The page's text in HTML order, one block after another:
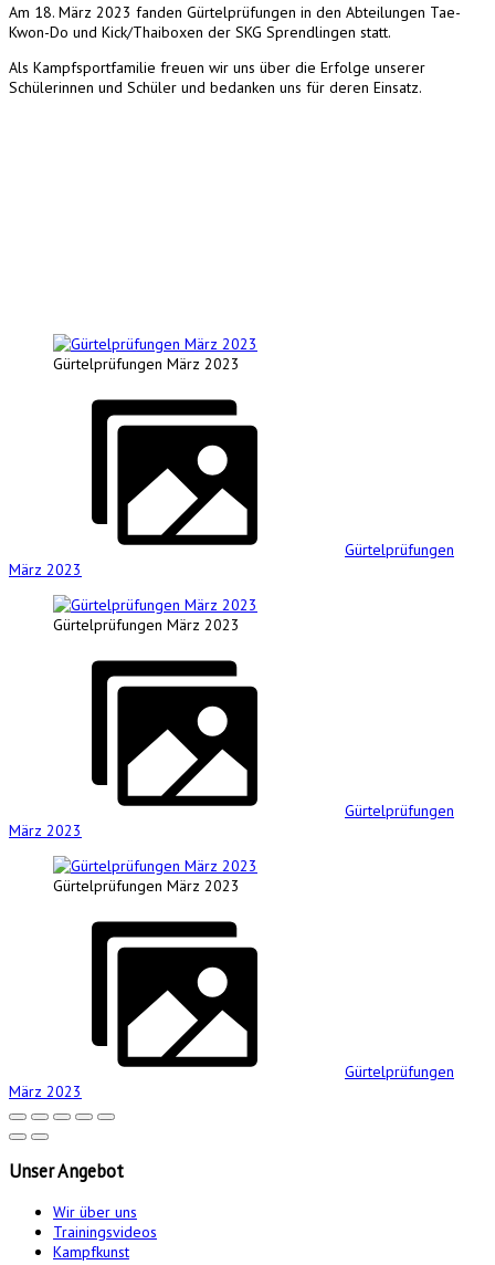
Am 18. März 2023 fanden Gürtelprüfungen in den Abteilungen Tae-
Kwon-Do und Kick/Thaiboxen der SKG Sprendlingen statt.
Als Kampfsportfamilie freuen wir uns über die Erfolge unserer
Schülerinnen und Schüler und bedanken uns für deren Einsatz.
Gürtelprüfungen März 2023
Gürtelprüfungen
März 2023
Gürtelprüfungen März 2023
Gürtelprüfungen
März 2023
Gürtelprüfungen März 2023
Gürtelprüfungen
März 2023
UnserAngebot
Wir über uns
Trainingsvideos
Kampfkunst